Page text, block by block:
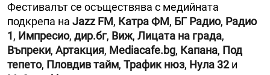
Фестивалът се осъществява с медийната
подкрепа на Jazz FМ, Катра ФМ, БГ Радио, Радио
1, Импресио, дир.бг, Виж, Лицата на града,
Въпреки, Артакция, Mediacafe.bg, Капана, Под
тепето, Пловдив тайм, Трафик нюз, Нула 32и